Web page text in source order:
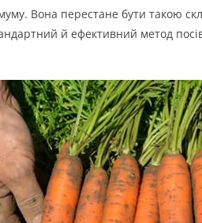
Вона перестане бути такою
й ефективний метод